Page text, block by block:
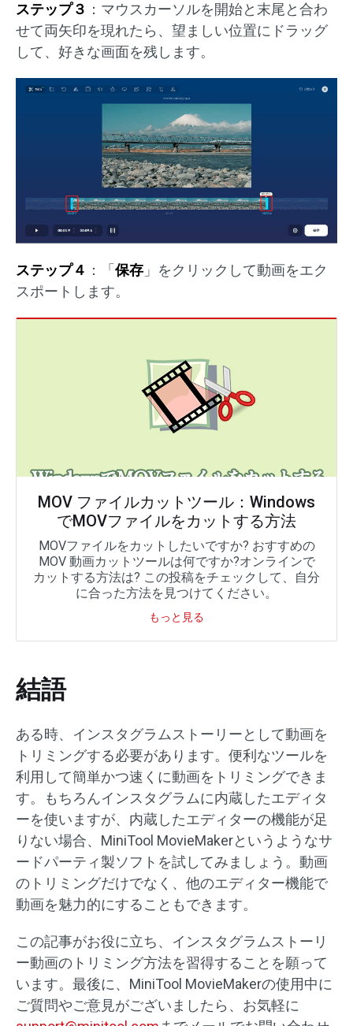
ステップ３ ：マウスカーソルを開始と末尾と合わ
せて両矢印を現れたら、望ましい位置にドラッグ
して、好きな画面を残します。
ステップ４ ：「 保存 」をクリックして動画をエク
スポートします。
MOV ファイルカットツール：Windows
でMOVファイルをカットする方法
MOVファイルをカットしたいですか? おすすめの
MOV 動画カットツールは何ですか?オンラインで
カットする方法は? この投稿をチェックして、自分
に合った方法を見つけてください。
もっと見る
結語
ある時、インスタグラムストーリーとして動画を
トリミングする必要があります。便利なツールを
利用して簡単かつ速くに動画をトリミングできま
す。もちろんインスタグラムに内蔵したエディタ
ーを使いますが、内蔵したエディターの機能が足
りない場合、MiniTool MovieMakerというようなサ
ードパーティ製ソフトを試してみましょう。動画
のトリミングだけでなく、他のエディター機能で
動画を魅力的にすることもできます。
この記事がお役に立ち、インスタグラムストーリ
ー動画のトリミング方法を習得することを願って
います。最後に、MiniTool MovieMakerの使用中に
ご質問やご意見がございましたら、お気軽に